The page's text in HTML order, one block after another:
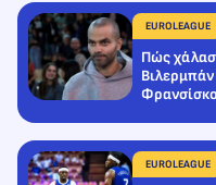
EUROLEAGUE
Πώς
EUROLEAGUE